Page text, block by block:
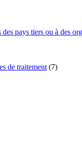
pays tiers ou à des
de traitement (7)